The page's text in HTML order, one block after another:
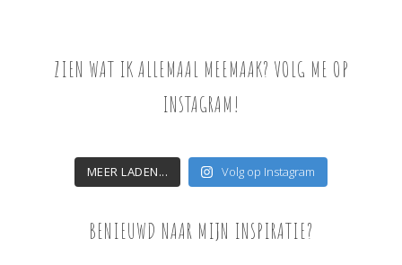
ZIEN WAT IK ALLEMAAL MEEMAAK? VOLG ME OP
INSTAGRAM!
MEER LADEN... Volg op Instagram
BENIEUWD NAAR MIJN INSPIRATIE?